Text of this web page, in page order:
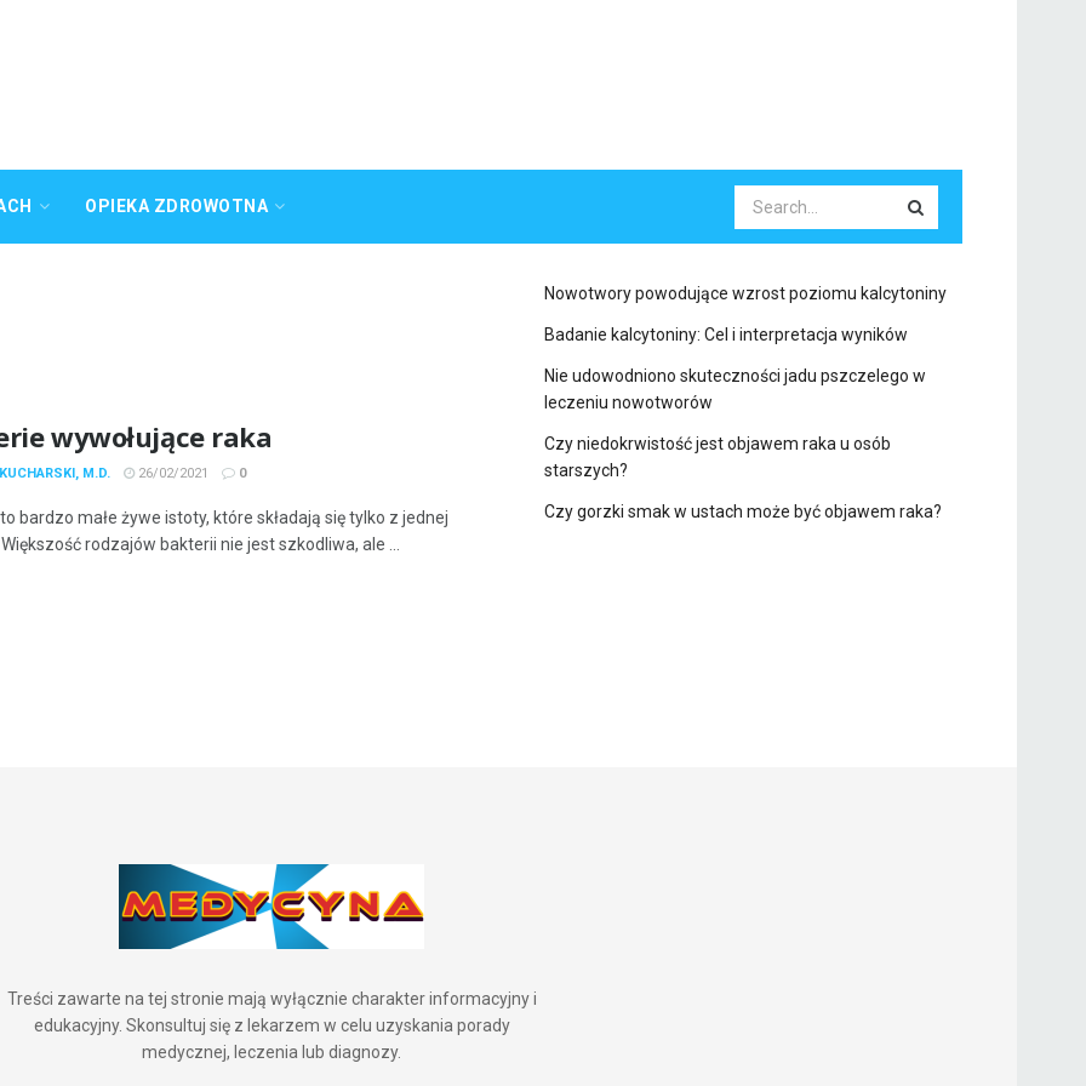
OPIEKA ZDROWOTNA
wywołujące raka
M.D. 26/02/2021 0
bardzo małe żywe istoty, które składają się tylko z jednej
rodzajów bakterii nie jest szkodliwa, ale ...
Nowotwory powodujące wzrost poziomu kalcytoniny
Badanie kalcytoniny: Cel i interpretacja wyników
Nie udowodniono skuteczności jadu pszczelego w
leczeniu nowotworów
Czy niedokrwistość jest objawem raka u osób
starszych?
Czy gorzki smak w ustach może być objawem raka?
Treści zawarte na tej stronie mają wyłącznie charakter informacyjny i
edukacyjny. Skonsultuj się z lekarzem w celu uzyskania porady
medycznej, leczenia lub diagnozy.